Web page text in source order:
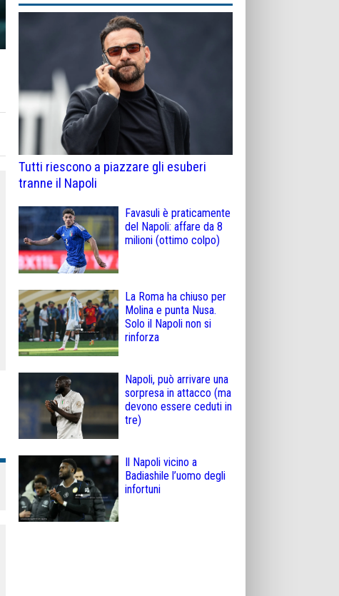
Tutti riescono a piazzare gli esuberi
tranne il Napoli
Favasuli è praticamente
del Napoli: affare da 8
milioni (ottimo colpo)
La Roma ha chiuso per
Molina e punta Nusa.
Solo il Napoli non si
rinforza
Napoli, può arrivare una
sorpresa in attacco (ma
devono essere ceduti in
tre)
Il Napoli vicino a
Badiashile l’uomo degli
infortuni